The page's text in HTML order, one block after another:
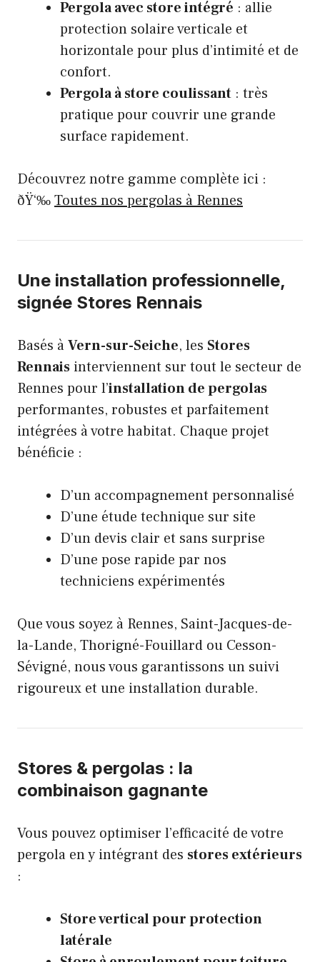
Pergola avec store intégré : allie
protection solaire verticale et
horizontale pour plus d’intimité et de
confort.
Pergola à store coulissant : très
pratique pour couvrir une grande
surface rapidement.
Découvrez notre gamme complète ici :
ðŸ‘‰Toutes nos pergolas à Rennes
Une installation professionnelle,
signée Stores Rennais
Basés àVern-sur-Seiche, les Stores
Rennais interviennent sur tout le secteur de
Rennes pour l’installation de pergolas
performantes, robustes et parfaitement
intégrées à votre habitat. Chaque projet
bénéficie :
D’un accompagnement personnalisé
D’une étude technique sur site
D’un devis clair et sans surprise
D’une pose rapide par nos
techniciens expérimentés
Que vous soyez à Rennes, Saint-Jacques-de-
la-Lande, Thorigné-Fouillard ou Cesson-
Sévigné, nous vous garantissons un suivi
rigoureux et une installation durable.
Stores & pergolas : la
combinaison gagnante
Vous pouvez optimiser l’efficacité de votre
pergola en y intégrant des stores extérieurs
:
Store vertical pour protection
latérale